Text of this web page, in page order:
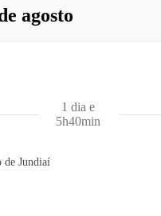
agosto
de Jundiaí
1 dia e
5h40min